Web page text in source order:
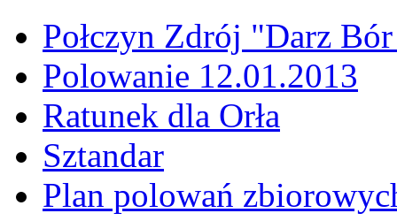
Połczyn Zdrój "Darz
Polowanie 12.01.2013
Ratunek dla Orła
Sztandar
Plan polowań